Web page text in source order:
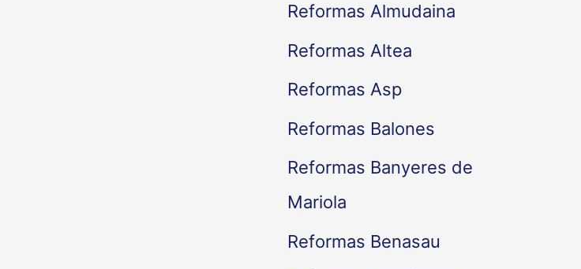
Reformas Almudaina
Reformas Altea
Reformas Asp
Reformas Balones
Reformas Banyeres de
Mariola
Reformas Benasau